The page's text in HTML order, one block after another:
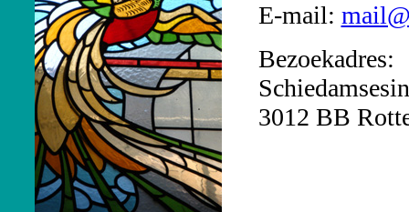
E-mail:
Bezoekadres:
3012 BB